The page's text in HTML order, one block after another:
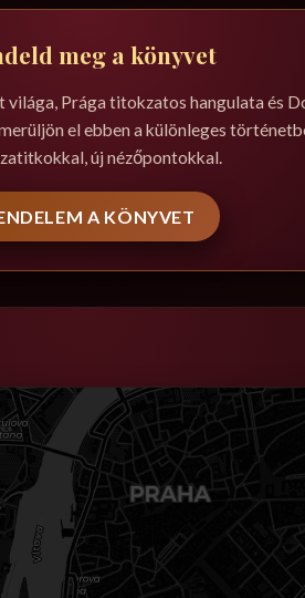
meg a könyvet
Prága titokzatos hangulata és
el ebben a különleges
új nézőpontokkal.
A KÖNYVET